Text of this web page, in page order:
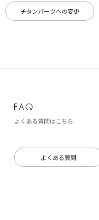
チタンパーツへの変更
よくある質問はこちら
よくある質問